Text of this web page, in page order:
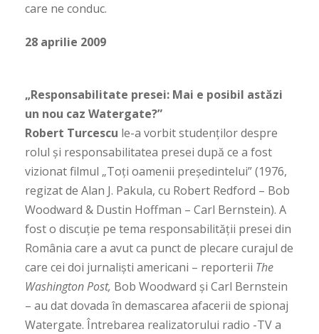
care ne conduc.
28 aprilie 2009
„Responsabilitate presei: Mai e posibil astăzi
un nou caz Watergate?”
Robert Turcescu le-a vorbit studenților despre
rolul și responsabilitatea presei după ce a fost
vizionat filmul „Toți oamenii președintelui” (1976,
regizat de Alan J. Pakula, cu Robert Redford – Bob
Woodward & Dustin Hoffman – Carl Bernstein). A
fost o discuție pe tema responsabilității presei din
România care a avut ca punct de plecare curajul de
care cei doi jurnaliști americani – reporterii The
Washington Post, Bob Woodward și Carl Bernstein
– au dat dovada în demascarea afacerii de spionaj
Watergate. Întrebarea realizatorului radio -TV a